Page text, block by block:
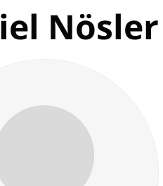
Nösler